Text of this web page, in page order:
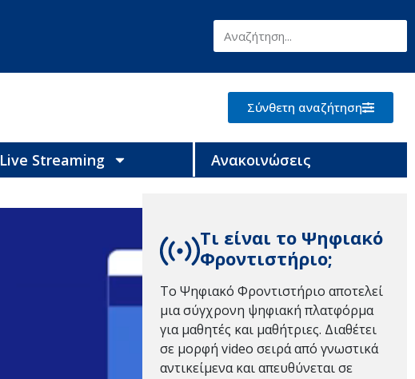
Σύνθετη αναζήτηση
Live Streaming Ανακοινώσεις
Τι είναι το Ψηφιακό
Φροντιστήριο;
Το Ψηφιακό Φροντιστήριο αποτελεί
μια σύγχρονη ψηφιακή πλατφόρμα
για μαθητές και μαθήτριες. Διαθέτει
σε μορφή video σειρά από γνωστικά
αντικείμενα και απευθύνεται σε